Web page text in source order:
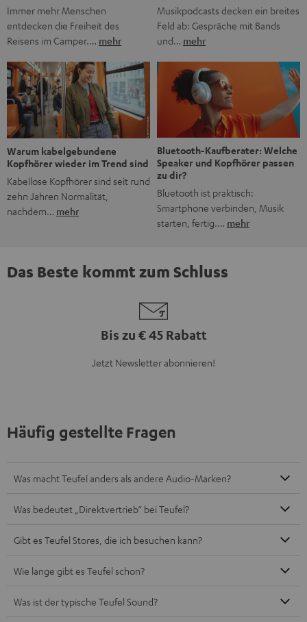
Immer mehr Menschen
entdecken die Freiheit des
Reisens im Camper.… mehr
Musikpodcasts decken ein breites
Feld ab: Gespräche mit Bands
und… mehr
Warum kabelgebundene
Kopfhörer wieder im Trend sind
Kabellose Kopfhörer sind seit rund
zehn Jahren Normalität,
nachdem… mehr
Bluetooth-Kaufberater: Welche
Speaker und Kopfhörer passen
zu dir?
Bluetooth ist praktisch:
Smartphone verbinden, Musik
starten, fertig.… mehr
Das Beste kommt zum Schluss
Bis zu € 45 Rabatt
Jetzt Newsletter abonnieren!
Häufig gestellte Fragen
Was macht Teufel anders als andere Audio-Marken?
Was bedeutet „Direktvertrieb“ bei Teufel?
Gibt es Teufel Stores, die ich besuchen kann?
Wie lange gibt es Teufel schon?
Was ist der typische Teufel Sound?